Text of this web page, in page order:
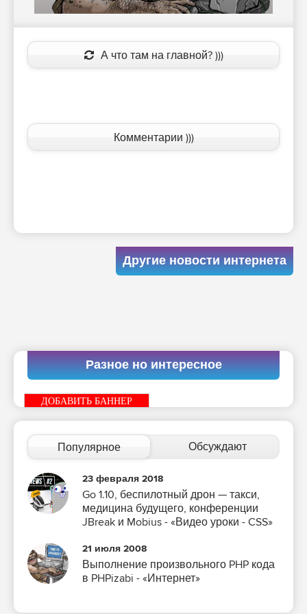
А что там на главной? )))
Комментарии )))
Другие новости интернета
Разное но интересное
ДОБАВИТЬ БАННЕР
Популярное Обсуждают
23 февраля 2018
Go 1.10, беспилотный дрон — такси,
медицина будущего, конференции
JBreak и Mobius - «Видео уроки - CSS»
21 июля 2008
Выполнение произвольного PHP кода
в PHPizabi - «Интернет»